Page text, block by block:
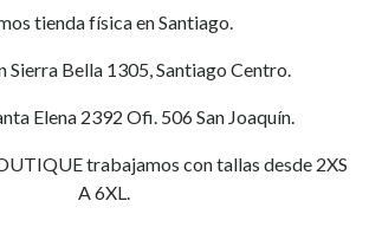
tienda física en Santiago.
Sierra Bella 1305, Santiago Centro.
Elena 2392 Ofi. 506 San Joaquín.
trabajamos con tallas desde 2XS
A 6XL.